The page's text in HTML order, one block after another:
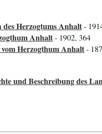
Herzogtums Anhalt-
Anhalt- 1902, 364
Herzogthum Anhalt-
und Beschreibung des